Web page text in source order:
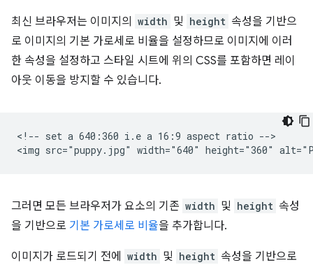
최신 브라우저는 이미지의 width 및 height 속성을 기반으
로 이미지의 기본 가로세로 비율을 설정하므로 이미지에 이러
한 속성을 설정하고 스타일 시트에 위의 CSS를 포함하면 레이
아웃 이동을 방지할 수 있습니다.
<!-- set a 640:360 i.e a 16:9 aspect ratio -->
그러면 모든 브라우저가 요소의 기존 width 및 height 속성
을 기반으로 기본 가로세로 비율을 추가합니다.
이미지가 로드되기 전에 width 및 height 속성을 기반으로